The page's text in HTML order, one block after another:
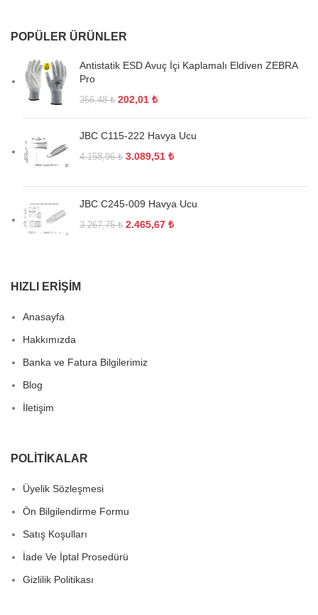
POPÜLER ÜRÜNLER
Antistatik ESD Avuç İçi Kaplamalı Eldiven ZEBRA
Pro
356,48₺ 202,01 ₺
JBC C115-222 Havya Ucu
4.158,96₺ 3.089,51 ₺
JBC C245-009 Havya Ucu
3.267,75₺ 2.465,67 ₺
HIZLI ERIŞIM
Anasayfa
Hakkımızda
Banka ve Fatura Bilgilerimiz
Blog
İletişim
POLITIKALAR
Üyelik Sözleşmesi
Ön Bilgilendirme Formu
Satış Koşulları
İade Ve İptal Prosedürü
Gizlilik Politikası